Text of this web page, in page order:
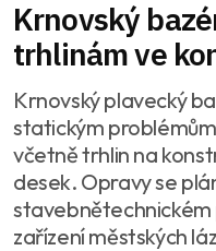
Krnovský
trhlinám ve
Krnovský plavecký
statickým
včetně trhlin na
desek. Opravy se
zařízení městských